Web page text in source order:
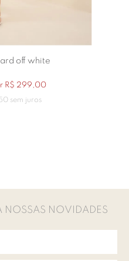
off white
R$ 299,00
sem juros
NOSSAS NOVIDADES